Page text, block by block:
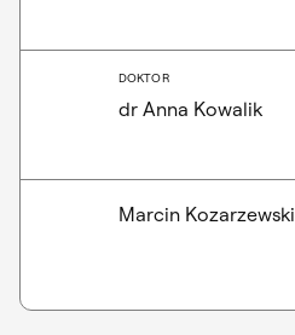
DOKTOR
dr Anna Kowalik
Marcin Kozarzewski